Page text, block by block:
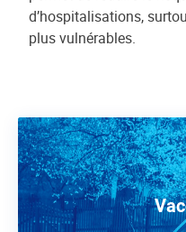
d’hospitalisations,
plus vulnérables.